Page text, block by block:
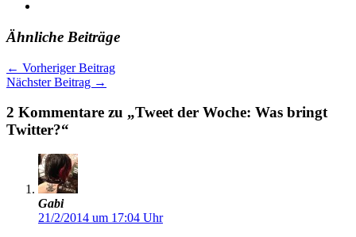
Ähnliche Beiträge
← Vorheriger Beitrag
Nächster Beitrag →
2 Kommentare zu „Tweet der Woche: Was bringt
Twitter?“
Gabi
21/2/2014 um 17:04 Uhr